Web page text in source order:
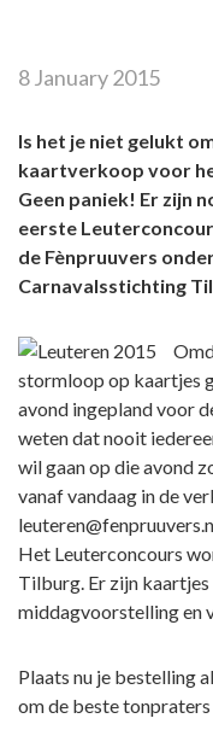
8 January 2015
Is het je niet gelukt
kaartverkoop voor
Geen paniek! Er zijn
eerste
de Fènpruuvers
Carnavalsstichting
stormloop op kaartjes
avond ingepland voor
weten dat nooit
wil gaan op die avond
vanaf vandaag in de
Het Leuterconcours
Tilburg. Er zijn
middagvoorstelling en
Plaats nu je bestelling
om de beste